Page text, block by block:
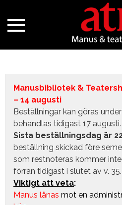
Manusbibliotek &
– 14 augusti
Beställningar kan göras
behandlas tidigast 17 augusti.
Sista beställningsdag är
beställning skickad före
som restnoteras kommer
förrän tidigast i slutet av v. 35.
Viktigt att veta:
Manus lånas mot en